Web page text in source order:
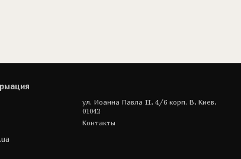
ул. Иоанна Павла II, 4/6 корп. В, Киев,
01042
Контакты